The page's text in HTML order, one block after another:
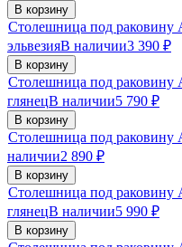
В корзину
Столешница под раковину
эльвезияВ наличии3 390 ₽
В корзину
Столешница под раковину
глянецВ наличии5 790 ₽
В корзину
Столешница под раковину
наличии2 890 ₽
В корзину
Столешница под раковину
глянецВ наличии5 990 ₽
В корзину